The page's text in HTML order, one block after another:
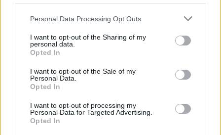
Please note that this website/app uses one or more Google
not limited to your visit or usage behaviour. You may click to
grant or deny consent to Google and its third-party tags to
use your data for below specified purposes in below Google
consent section.
Personal Data Processing Opt Outs
I want to opt-out of the Sharing of my
personal data.
Opted In
I want to opt-out of the Sale of my
Personal Data.
Opted In
I want to opt-out of processing my
Personal Data for Targeted Advertising.
Opted In